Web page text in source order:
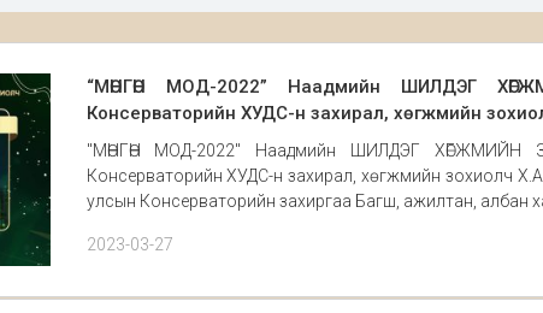
“МӨНГӨН МОД-2022” Наадмийн ШИЛДЭГ
Консерваторийн ХУДС-н захирал, хөгжмийн
"МӨНГӨН МОД-2022" Наадмийн ШИЛДЭГ ХӨГЖМИЙН
Консерваторийн ХУДС-н захирал, хөгжмийн зохиолч
улсын Консерваторийн захиргаа Багш, ажилтан, албан
2023-03-27